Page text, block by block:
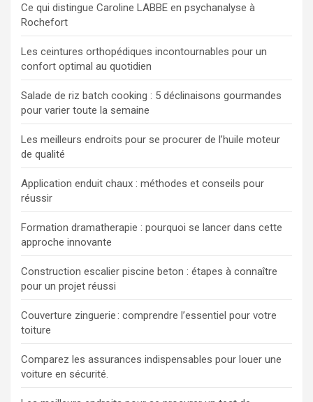
Ce qui distingue Caroline LABBE en psychanalyse à
Rochefort
Les ceintures orthopédiques incontournables pour un
confort optimal au quotidien
Salade de riz batch cooking : 5 déclinaisons gourmandes
pour varier toute la semaine
Les meilleurs endroits pour se procurer de l’huile moteur
de qualité
Application enduit chaux : méthodes et conseils pour
réussir
Formation dramatherapie : pourquoi se lancer dans cette
approche innovante
Construction escalier piscine beton : étapes à connaître
pour un projet réussi
Couverture zinguerie : comprendre l’essentiel pour votre
toiture
Comparez les assurances indispensables pour louer une
voiture en sécurité.